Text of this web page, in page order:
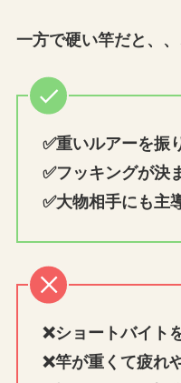
一方で硬い竿だと、、
✅重いルアーを振
✅フッキングが決
✅大物相手にも主
❌ショートバイト
❌竿が重くて疲れ